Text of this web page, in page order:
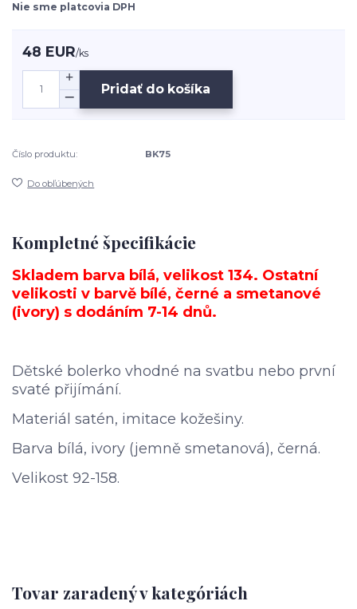
Nie sme platcovia DPH
48 EUR/ks
Pridať do košíka
Číslo produktu: BK75
Do obľúbených
Kompletné špecifikácie
Skladem barva bílá, velikost 134. Ostatní
velikosti v barvě bílé, černé a smetanové
(ivory) s dodáním 7-14 dnů.
Dětské bolerko vhodné na svatbu nebo první
svaté přijímání.
Materiál satén, imitace kožešiny.
Barva bílá, ivory (jemně smetanová), černá.
Velikost 92-158.
Tovar zaradený v kategóriách